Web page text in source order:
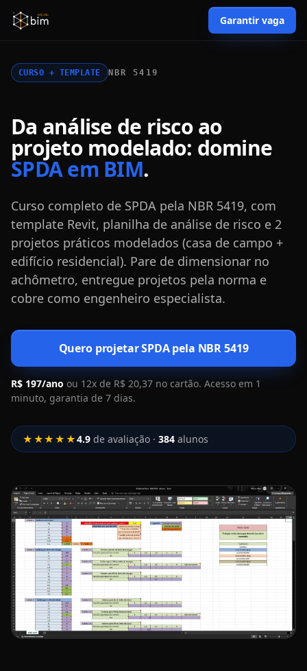
Garantir vaga
CURSO + TEMPLATE NBR 5419
Da análise de risco ao
projeto modelado: domine
SPDA em BIM.
Curso completo de SPDA pela NBR 5419, com
template Revit, planilha de análise de risco e 2
projetos práticos modelados (casa de campo +
edifício residencial). Pare de dimensionar no
achômetro, entregue projetos pela norma e
cobre como engenheiro especialista.
Quero projetar SPDA pela NBR 5419
R$ 197/ano ou 12x de R$ 20,37 no cartão. Acesso em 1
minuto, garantia de 7 dias.
★★★★★4.9de avaliação · 384alunos